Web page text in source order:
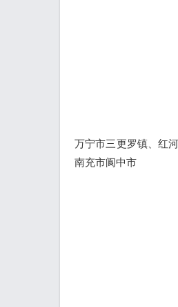
万宁市三更罗镇、红
南充市阆中市